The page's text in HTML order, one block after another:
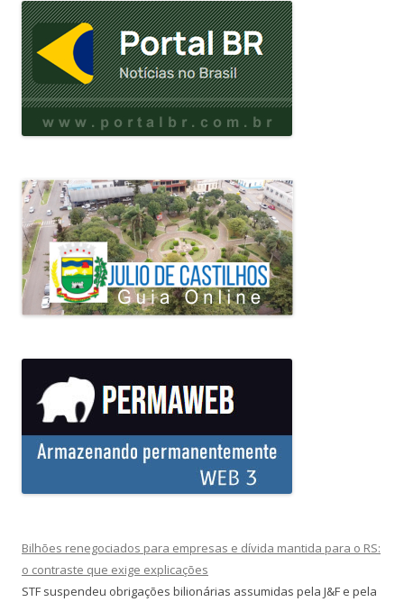
Bilhões renegociados para empresas e dívida mantida para o RS:
o contraste que exige explicações
STF suspendeu obrigações bilionárias assumidas pela J&F e pela